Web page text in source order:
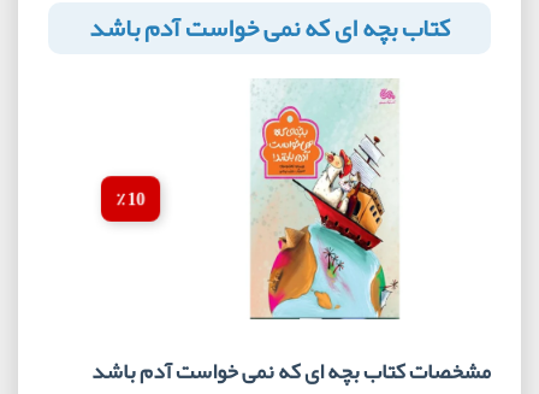
کتاب بچه‌ ای که نمی‌ خواست آدم باشد
10 ٪
مشخصات کتاب بچه‌ ای که نمی‌ خواست آدم باشد